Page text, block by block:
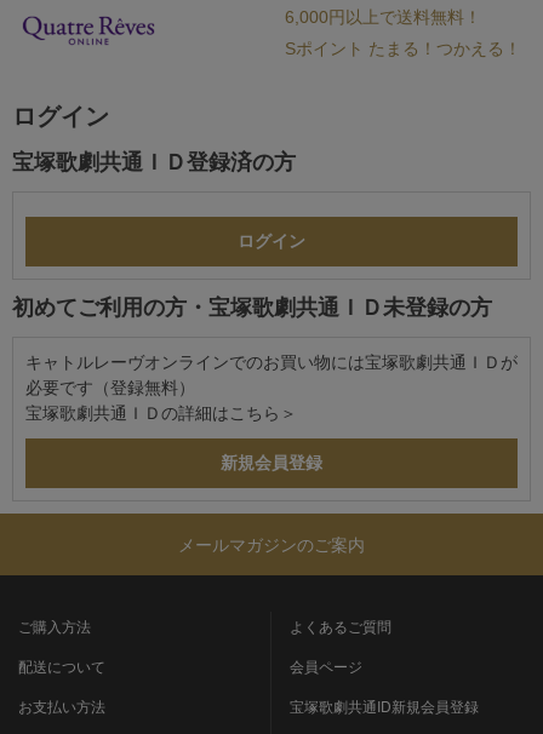
6,000円以上で送料無料！
Sポイント たまる！つかえる！
ログイン
宝塚歌劇共通ＩＤ登録済の方
初めてご利用の方・宝塚歌劇共通ＩＤ未登録の方
キャトルレーヴオンラインでのお買い物には宝塚歌劇共通ＩＤが
必要です（登録無料）
宝塚歌劇共通ＩＤの詳細は こちら＞
メールマガジンのご案内
ご購入方法
配送について
お支払い方法
よくあるご質問
会員ページ
宝塚歌劇共通ID新規会員登録